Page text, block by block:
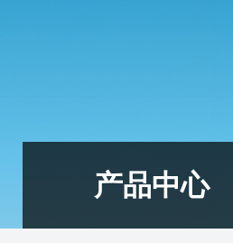
产品中心